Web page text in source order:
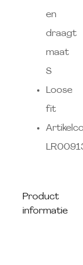
Product
informatie
en
draagt
maat
S
Loose
fit